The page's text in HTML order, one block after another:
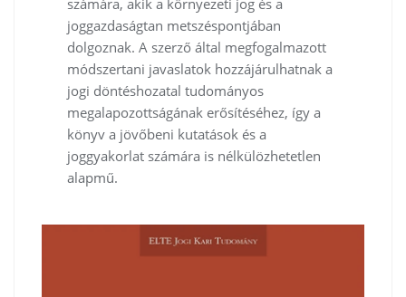
számára, akik a környezeti jog és a
joggazdaságtan metszéspontjában
dolgoznak. A szerző által megfogalmazott
módszertani javaslatok hozzájárulhatnak a
jogi döntéshozatal tudományos
megalapozottságának erősítéséhez, így a
könyv a jövőbeni kutatások és a
joggyakorlat számára is nélkülözhetetlen
alapmű.